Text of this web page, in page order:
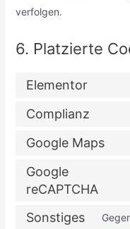
verfolgen.
6. Platzierte
Elementor
Complianz
Google Maps
Google
reCAPTCHA
Sonstiges